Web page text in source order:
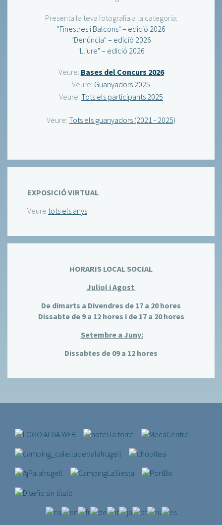
Presenta la teva fotografia a la categoria:
"Finestres i Balcons" – edició 2026
"Denúncia" – edició 2026
"Lliure" – edició 2026
Veure: Bases del Concurs 2026
Veure: Guanyadors 2025
Veure: Tots els participants 2025
Veure: Tots els guanyadors (2021 - 2025)
EXPOSICIÓ VIRTUAL
Veure tots els anys
HORARIS LOCAL SOCIAL
Juliol i Agost:
De dimarts a Divendres de 17 a 20 hores
Dissabte de 9 a 12 hores i de 17 a 20 hores
Setembre a Juny:
Dissabtes de 09 a 12 hores